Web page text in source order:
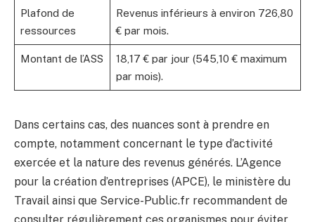
Plafond de
ressources
Revenus inférieurs à environ 726,80
€ par mois.
Montant de l’ASS
18,17 € par jour (545,10 € maximum
par mois).
Dans certains cas, des nuances sont à prendre en
compte, notamment concernant le type d’activité
exercée et la nature des revenus générés. L’Agence
pour la création d’entreprises (APCE), le ministère du
Travail ainsi que Service-Public.fr recommandent de
consulter régulièrement ces organismes pour éviter